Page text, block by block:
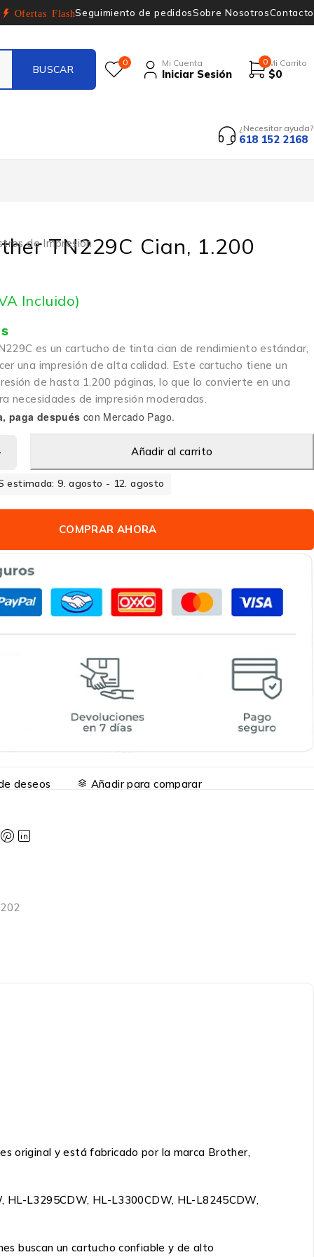
Ofertas FlashSeguimiento de pedidosSobre NosotrosContacto
0 Mi Cuenta
Iniciar Sesión
0 Mi Carrito
$0
¿Necesitar ayuda?
618 152 2168
de Impresión
TN229C Cian, 1.200
Incluido)
es un cartucho de tinta cian de rendimiento estándar,
una impresión de alta calidad. Este cartucho tiene un
de hasta 1.200 páginas, lo que lo convierte en una
necesidades de impresión moderadas.
paga después con Mercado Pago.
Añadir al carrito
estimada: 9. agosto - 12. agosto
COMPRAR AHORA
deseos Añadir para comparar
original y está fabricado por la marca Brother,
HL-L3295CDW, HL-L3300CDW, HL-L8245CDW,
buscan un cartucho confiable y de alto